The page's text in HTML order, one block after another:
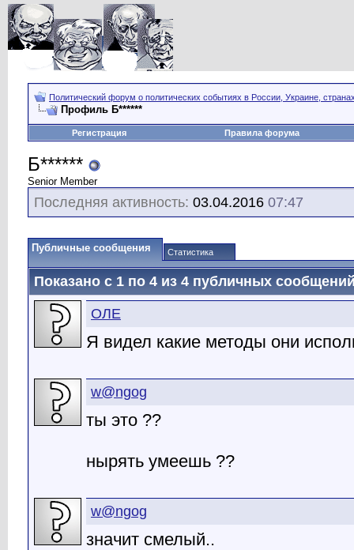
Политический форум о политических событиях в России, Украине,
Профиль Б******
Регистрация Правила форума
Б******
Senior Member
Последняя активность: 03.04.2016 07:47
Публичные сообщения Статистика
Показано с 1 по 4 из 4 публичных
ОЛЕ
Я видел какие методы они
w@ngog
ты это ??
нырять умеешь ??
w@ngog
значит смелый..